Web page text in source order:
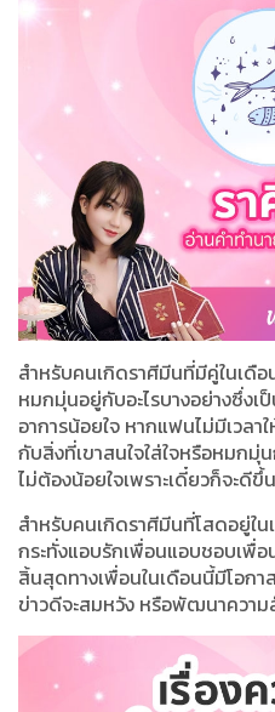
สำหรับคนเกิดราศีมีนที่มีคู่ในเดือ
หมกมุ่นอยู่กับอะไรบางอย่างซึ่งเ
อาการน้อยใจ หากแฟนไม่มีเวลา
กับสิ่งที่เขาสนใจใส่ใจหรือหมกมุ่
ไม่ต้องน้อยใจเพราะเดี๋ยวก็จะดีขึ้
สำหรับคนเกิดราศีมีนที่โสดอยู่ใ
กระทั่งแอบรักเพื่อนแอบชอบเพื่
สิ้นสุดทางเพื่อนในเดือนนี้มีโอกา
ข่าวดีจะสมหวัง หรือพัฒนาควา